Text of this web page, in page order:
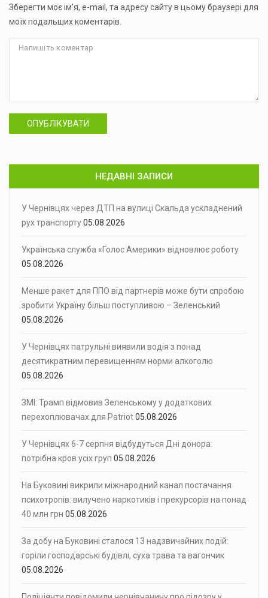
Зберегти моє ім'я, e-mail, та адресу сайту в цьому браузері для
моїх подальших коментарів.
ОПУБЛІКУВАТИ
НЕДАВНІ ЗАПИСИ
У Чернівцях через ДТП на вулиці Скальда ускладнений
рух транспорту05.08.2026
Українська служба «Голос Америки» відновлює роботу
05.08.2026
Менше ракет для ППО від партнерів може бути спробою
зробити Україну більш поступливою – Зеленський
05.08.2026
У Чернівцях патрульні виявили водія з понад
десятикратним перевищенням норми алкоголю
05.08.2026
ЗМІ: Трамп відмовив Зеленському у додаткових
перехоплювачах для Patriot05.08.2026
У Чернівцях 6-7 серпня відбудуться Дні донора:
потрібна кров усіх груп 05.08.2026
На Буковині викрили міжнародний канал постачання
психотропів: вилучено наркотиків і прекурсорів на понад
40 млн грн 05.08.2026
За добу на Буковині сталося 13 надзвичайних подій:
горіли господарські будівлі, суха трава та вагончик
05.08.2026